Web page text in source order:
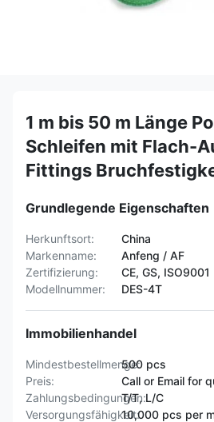
1 m bis 50 m Länge
Schleifen mit Flach-
Fittings
Grundlegende Eigenschaften
Herkunftsort:
China
Markenname:
Anfeng / AF
Zertifizierung:
CE, GS, ISO9001
Modellnummer:
DES-4T
Immobilienhandel
Mindestbestellmenge:500 pcs
Preis:
Call or Email for
Zahlungsbedingungen:
T/T, L/C
Versorgungsfähigkeit:10,000 pcs per